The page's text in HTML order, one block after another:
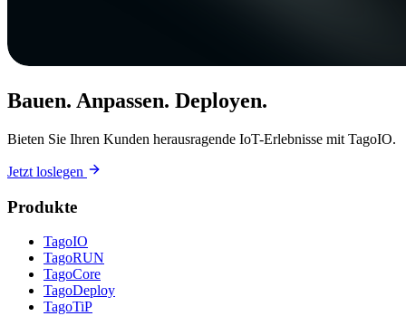
Bauen. Anpassen. Deployen.
Bieten Sie Ihren Kunden herausragende IoT-Erlebnisse mit TagoIO.
Jetzt loslegen
Produkte
TagoIO
TagoRUN
TagoCore
TagoDeploy
TagoTiP